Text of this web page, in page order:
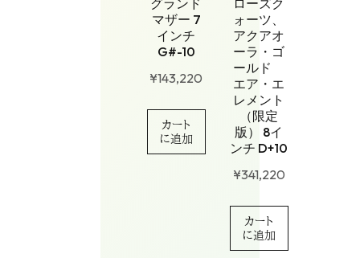
グランド
マザー 7
インチ
G#-10
¥143,220
カート
に追加
ローズク
ォーツ、
アクアオ
ーラ・ゴ
ールド
エア・エ
レメント
（限定
版） 8イ
ンチ D+10
¥341,220
カート
に追加